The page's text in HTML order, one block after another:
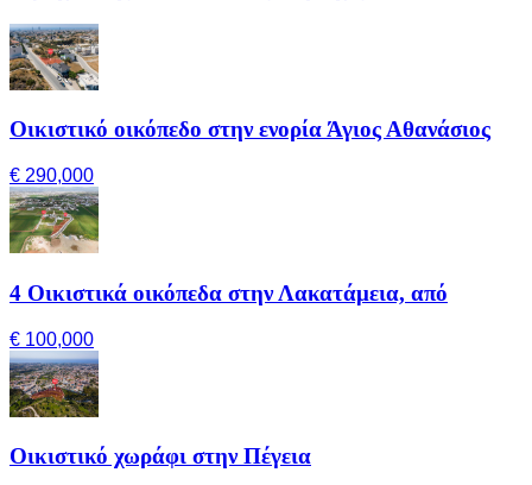
Οικιστικό οικόπεδο στην ενορία Άγιος Αθανάσιος
€ 290,000
4 Οικιστικά οικόπεδα στην Λακατάμεια, από
€ 100,000
Οικιστικό χωράφι στην Πέγεια